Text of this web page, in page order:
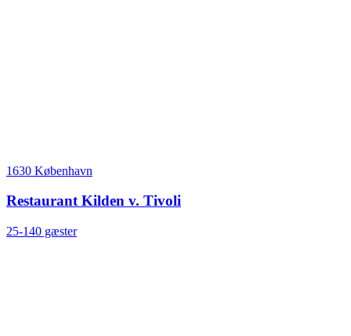
1630 København
Restaurant Kilden v. Tivoli
25-140 gæster